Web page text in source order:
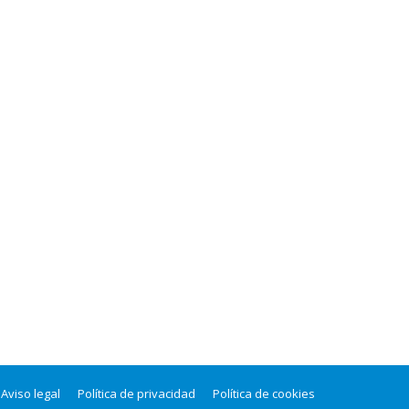
Aviso legal Política de privacidad Política de cookies